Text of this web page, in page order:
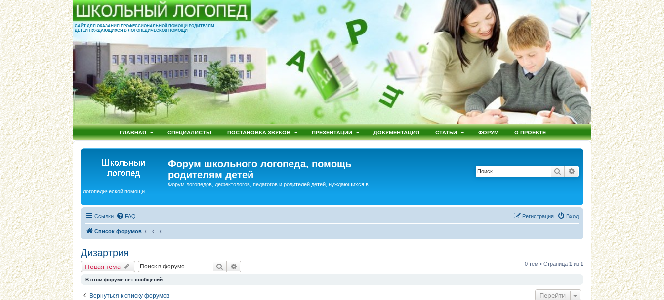
САЙТ ДЛЯ ОКАЗАНИЯ ПРОФЕССИОНАЛЬНОЙ ПОМОЩИ РОДИТЕЛЯМ
ДЕТЕЙ НУЖДАЮЩИХСЯ В ЛОГОПЕДИЧЕСКОЙ ПОМОЩИ
ГЛАВНАЯ СПЕЦИАЛИСТЫ ПОСТАНОВКА ЗВУКОВ ПРЕЗЕНТАЦИИ ДОКУМЕНТАЦИЯ СТАТЬИ ФОРУМ О ПРОЕКТЕ
Форум школьного логопеда, помощь
родителям детей
Форум логопедов, дефектологов, педагогов и родителей детей, нуждающихся в
логопедической помощи.
Поиск Расширенный поиск
Ссылки FAQ Вход
Регистрация
Список форумов
Дизартрия
Новая тема Поиск 0 тем • Страница 1 из 1
В этом форуме нет сообщений.
Вернуться к списку форумов Перейти